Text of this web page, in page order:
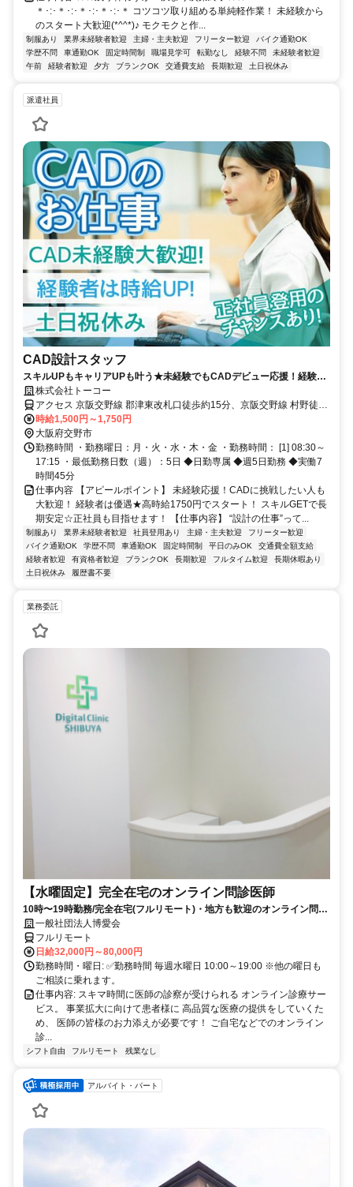
＊･:･＊･:･＊･:･＊･:･＊ コツコツ取り組める単純軽作業！ 未経験から
のスタート大歓迎(*^^*)♪ モクモクと作...
制服あり 業界未経験者歓迎 主婦・主夫歓迎 フリーター歓迎
バイク通勤OK
学歴不問
車通勤OK 固定時間制 職場見学可 転勤なし 経験不問
未経験者歓迎
午前
経験者歓迎 夕方 ブランクOK 交通費支給 長期歓迎 土日祝休み
派遣社員
CAD設計スタッフ
スキルUPもキャリアUPも叶う★未経験でもCADデビュー応援！経験者
は時給UP！土日祝休み＆正社員登用も目指せます♪
株式会社トーコー
アクセス 京阪交野線 郡津東改札口徒歩約15分、京阪交野線 村野徒歩
約18分、ＪＲ片町線〔学研都市線〕 津田徒歩約27分 枚方市や寝屋川
市、四條畷市、大東市、門真市、東大阪市などから通うスタッフもい
ます！
時給1,500円～1,750円
大阪府交野市
勤務時間 ・勤務曜日：月・火・水・木・金 ・勤務時間： [1] 08:30～
17:15 ・最低勤務日数（週）：5日 ◆日勤専属 ◆週5日勤務 ◆実働7
時間45分
仕事内容 【アピールポイント】 未経験応援！CADに挑戦したい人も
大歓迎！ 経験者は優遇★高時給1750円でスタート！ スキルGETで長
期安定☆正社員も目指せます！ 【仕事内容】 “設計の仕事”って...
制服あり 業界未経験者歓迎 社員登用あり 主婦・主夫歓迎
フリーター歓迎
バイク通勤OK
学歴不問 車通勤OK 固定時間制 平日のみOK
交通費全額支給
経験者歓迎
有資格者歓迎 ブランクOK 長期歓迎 フルタイム歓迎
長期休暇あり
土日祝休み
履歴書不要
業務委託
【水曜固定】完全在宅のオンライン問診医師
10時〜19時勤務/完全在宅(フルリモート)・地方も歓迎のオンライン問診
業務一般社団法人博愛会
フルリモート
日給32,000円～80,000円
勤務時間・曜日: ✅勤務時間 毎週水曜日 10:00～19:00 ※他の曜日も
ご相談に乗れます。
仕事内容: スキマ時間に医師の診察が受けられる オンライン診療サー
ビス。 事業拡大に向けて患者様に 高品質な医療の提供をしていくた
め、 医師の皆様のお力添えが必要です！ ご自宅などでのオンライン
診...
シフト自由 フルリモート 残業なし
アルバイト・パート